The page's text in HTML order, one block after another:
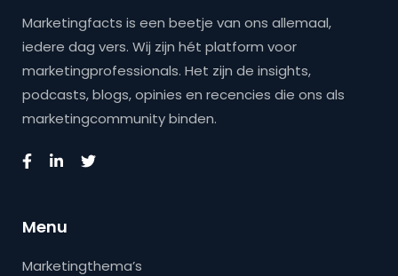
Marketingfacts is een beetje van ons allemaal,
iedere dag vers. Wij zijn hét platform voor
marketingprofessionals. Het zijn de insights,
podcasts, blogs, opinies en recencies die ons als
marketingcommunity binden.
Menu
Marketingthema’s